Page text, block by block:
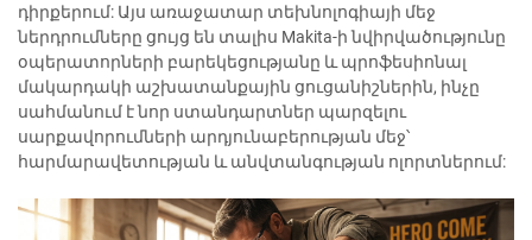
դիրքերում: Այս առաջատար տեխնոլոգիայի մեջ
ներդրումները ցույց են տալիս Makita-ի նվիրվածությունը
օպերատորների բարեկեցությանը և պրոֆեսիոնալ
մակարդակի աշխատանքային ցուցանիշներին, ինչը
սահմանում է նոր ստանդարտներ պարզելու
սարքավորումների արդյունաբերության մեջ՝
հարմարավետության և անվտանգության ոլորտներում: